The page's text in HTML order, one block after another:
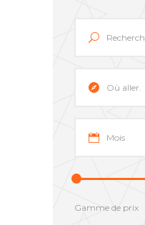
Gamme de prix